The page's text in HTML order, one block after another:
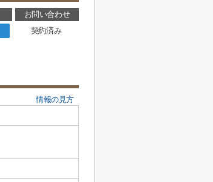
お問い合わせ
契約済み
情報の見方